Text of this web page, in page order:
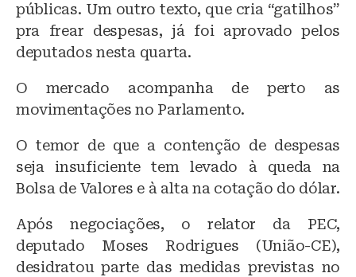
públicas. Um outro texto, que cria “gatilhos”
pra frear despesas, já foi aprovado pelos
deputados nesta quarta.
O mercado acompanha de perto as
movimentações no Parlamento.
O temor de que a contenção de despesas
seja insuficiente tem levado à queda na
Bolsa de Valores e à alta na cotação do dólar.
Após negociações, o relator da PEC,
deputado Moses Rodrigues (União-CE),
desidratou parte das medidas previstas no